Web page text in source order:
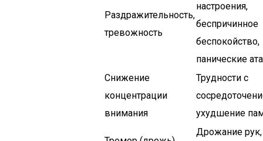
Раздражительность,
тревожность
настроения,
беспричинное
беспокойство,
панические
Снижение
концентрации
внимания
Трудности с
ухудшение
Дрожание рук,